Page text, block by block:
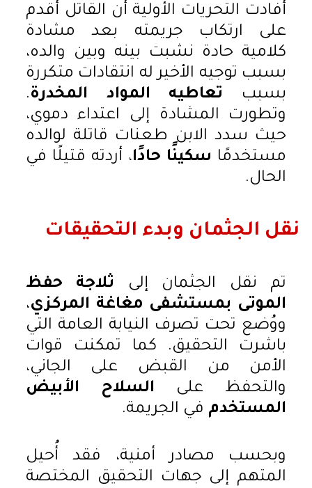
أفادت التحريات الأولية أن القاتل أقدم
على ارتكاب جريمته بعد مشادة
كلامية حادة نشبت بينه وبين والده،
بسبب توجيه الأخير له انتقادات متكررة
بسبب تعاطيه المواد المخدرة.
وتطورت المشادة إلى اعتداء دموي،
حيث سدد الابن طعنات قاتلة لوالده
مستخدمًا سكينًا حادًا، أردته قتيلًا في
الحال.
نقل الجثمان وبدء التحقيقات
تم نقل الجثمان إلى ثلاجة حفظ
الموتى بمستشفى مغاغة المركزي،
ووُضع تحت تصرف النيابة العامة التي
باشرت التحقيق. كما تمكنت قوات
الأمن من القبض على الجاني،
والتحفظ على السلاح الأبيض
المستخدم في الجريمة.
وبحسب مصادر أمنية، فقد أُحيل
المتهم إلى جهات التحقيق المختصة